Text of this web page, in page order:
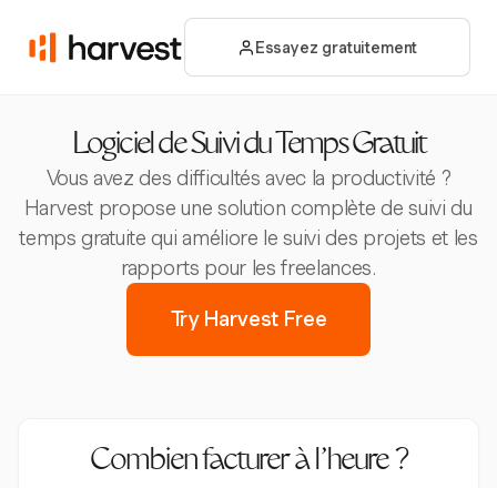
Essayez gratuitement
Logiciel de Suivi du Temps Gratuit
Vous avez des difficultés avec la productivité ?
Harvest propose une solution complète de suivi du
temps gratuite qui améliore le suivi des projets et les
rapports pour les freelances.
Try Harvest Free
Combien facturer à l’heure ?